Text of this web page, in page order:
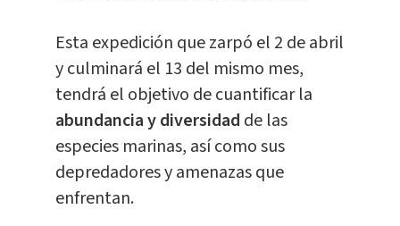
Esta expedición que zarpó el 2 de abril
y culminará el 13 del mismo mes,
tendrá el objetivo de cuantificar la
abundancia y diversidad de las
especies marinas, así como sus
depredadores y amenazas que
enfrentan.